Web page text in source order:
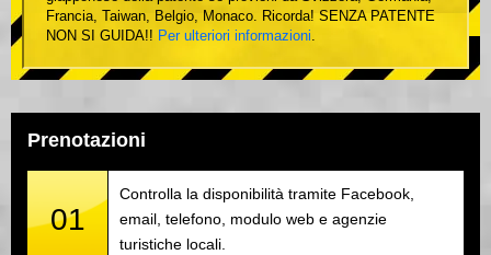
Francia, Taiwan, Belgio, Monaco. Ricorda! SENZA PATENTE
NON SI GUIDA!! Per ulteriori informazioni.
Prenotazioni
01
Controlla la disponibilità tramite Facebook,
email, telefono, modulo web e agenzie
turistiche locali.